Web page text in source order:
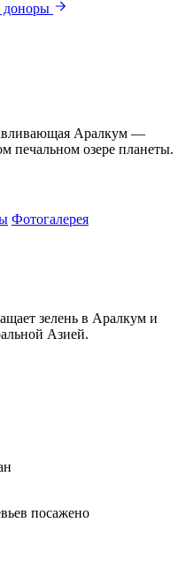
доноры
Аралкум —
печальном озере планеты.
Фотогалерея
зелень в Аралкум и
Азией.
посажено